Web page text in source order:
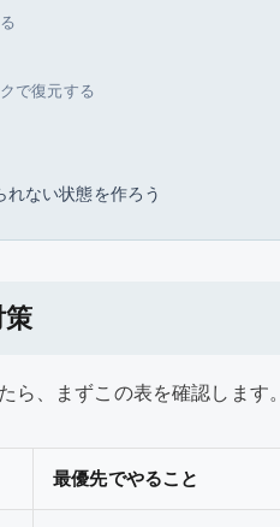
で復元する
れない状態を作ろう
策
ら、まずこの表を確認します。
最優先でやること